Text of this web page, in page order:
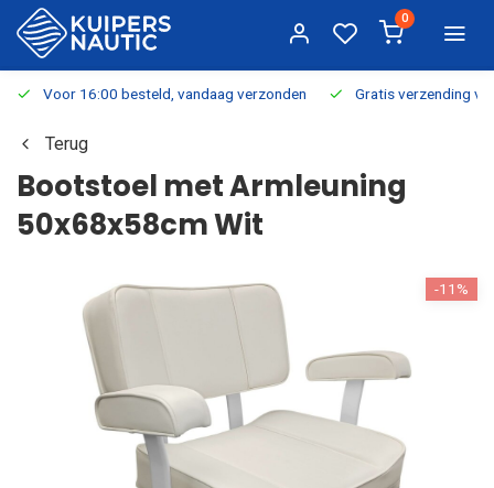
0
Voor 16:00 besteld, vandaag verzonden Gratis verzending
Terug
Bootstoel met Armleuning
50x68x58cm Wit
-11%